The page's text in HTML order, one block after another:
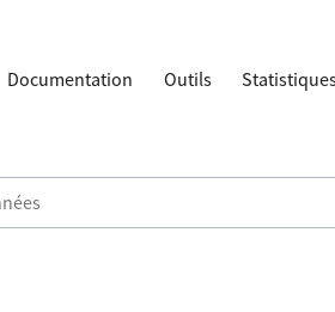
Documentation Outils